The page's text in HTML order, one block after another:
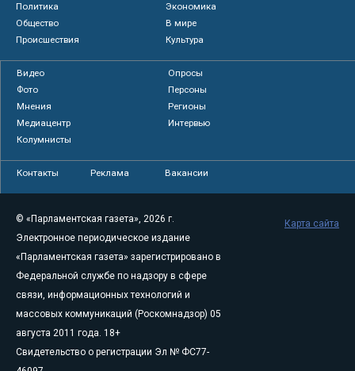
Политика
Экономика
Общество
В мире
Происшествия
Культура
Видео
Опросы
Фото
Персоны
Мнения
Регионы
Медиацентр
Интервью
Колумнисты
Контакты Реклама Вакансии
© «Парламентская газета», 2026 г.
Электронное периодическое издание
«Парламентская газета» зарегистрировано в
Федеральной службе по надзору в сфере
связи, информационных технологий и
массовых коммуникаций (Роскомнадзор) 05
августа 2011 года. 18+
Свидетельство о регистрации Эл № ФС77-
Карта сайта